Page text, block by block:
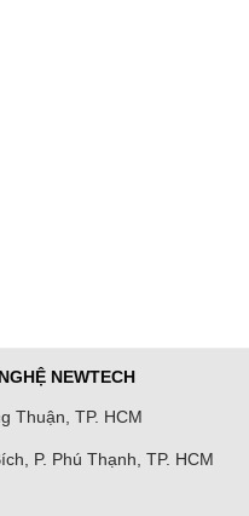
NEWTECH
Thuận, TP. HCM
P. Phú Thạnh, TP. HCM